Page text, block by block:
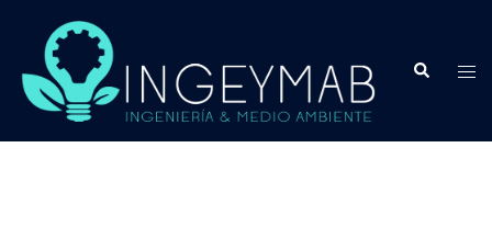
contenido
Buscar